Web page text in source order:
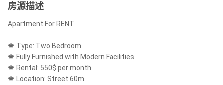
房源描述
Apartment For RENT
🍁 Type: Two Bedroom
🍁 Fully Furnished with Modern Facilities
🍁 Rental: 550$ per month
🍁 Location: Street 60m